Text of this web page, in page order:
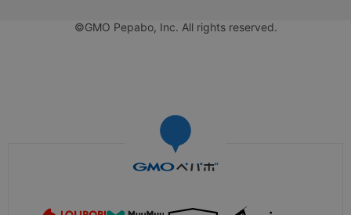
©GMO Pepabo, Inc. All rights reserved.